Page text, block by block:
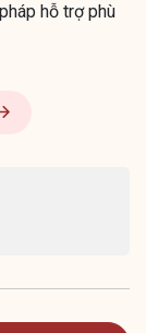
hỗ trợ phù